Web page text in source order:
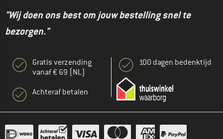
"Wij doen ons best om jouw bestelling snel te
bezorgen."
Gratis verzending
vanaf € 69 (NL)
Achteraf betalen
100 dagen bedenktijd